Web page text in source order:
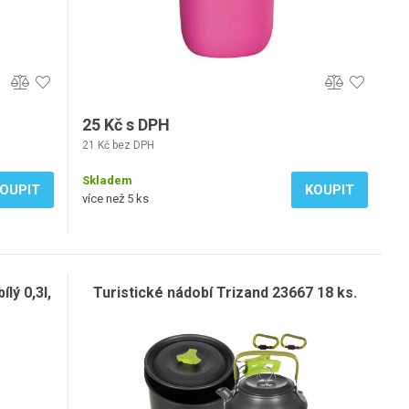
25 Kč s DPH
21 Kč bez DPH
Skladem
více než 5 ks
KOUPIT
0,3l, Turistické nádobí Trizand 23667 18 ks.